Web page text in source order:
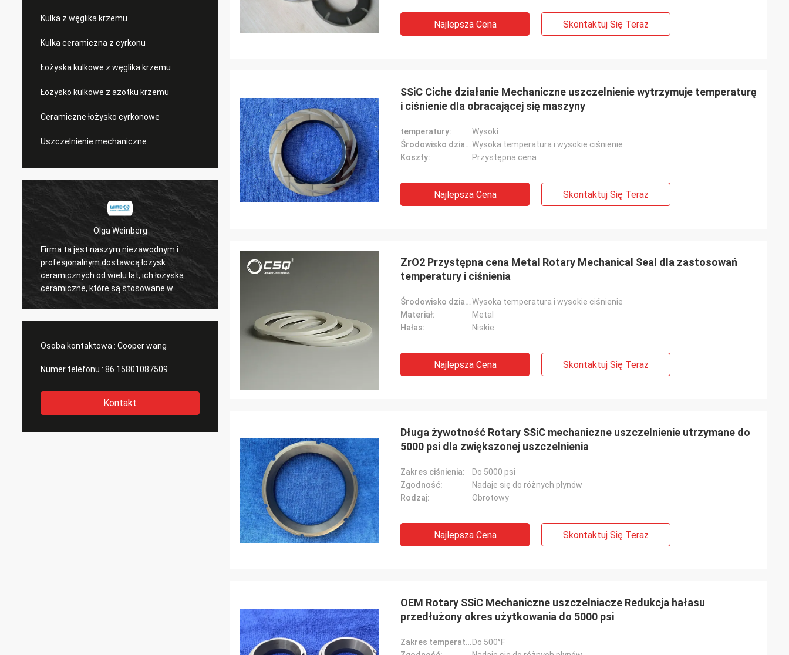
Kulka z węglika krzemu
Kulka ceramiczna z cyrkonu
Łożyska kulkowe z węglika krzemu
Łożysko kulkowe z azotku krzemu
Ceramiczne łożysko cyrkonowe
Uszczelnienie mechaniczne
Olga Weinberg
Firma ta jest naszym niezawodnym i
profesjonalnym dostawcą łożysk
ceramicznych od wielu lat, ich łożyska
ceramiczne, które są stosowane w
naszej pompie są dobrej jakości.
precyzyjne, dobrej jakości i niedrogie.
Osoba kontaktowa : Cooper wang
Numer telefonu : 86 15801087509
Kontakt
Najlepsza Cena Skontaktuj Się Teraz
SSiC Ciche działanie Mechaniczne uszczelnienie wytrzymuje temperaturę
i ciśnienie dla obracającej się maszyny
temperatury:
Wysoki
Środowisko działania:Wysoka temperatura i wysokie ciśnienie
Koszty:
Przystępna cena
Najlepsza Cena Skontaktuj Się Teraz
ZrO2 Przystępna cena Metal Rotary Mechanical Seal dla zastosowań
temperatury i ciśnienia
Środowisko działania:Wysoka temperatura i wysokie ciśnienie
Materiał:
Metal
Hałas:
Niskie
Najlepsza Cena Skontaktuj Się Teraz
Długa żywotność Rotary SSiC mechaniczne uszczelnienie utrzymane do
5000 psi dla zwiększonej uszczelnienia
Zakres ciśnienia:
Do 5000 psi
Zgodność:
Nadaje się do różnych płynów
Rodzaj:
Obrotowy
Najlepsza Cena Skontaktuj Się Teraz
OEM Rotary SSiC Mechaniczne uszczelniacze Redukcja hałasu
przedłużony okres użytkowania do 5000 psi
Zakres temperatury: Do 500°F